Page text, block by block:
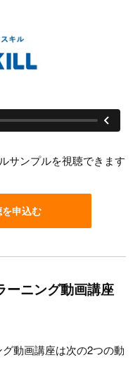
サンプルを視聴できます
申込む
ーニング動画講座
動画講座は次の2つの動